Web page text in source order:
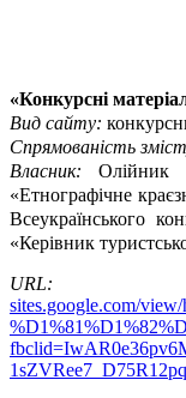
«Конкурсні
Вид сайту:
Спрямованість
Власник: Олійник
«Етнографічне
Всеукраїнського
«Керівник
URL:
sites.google.com/